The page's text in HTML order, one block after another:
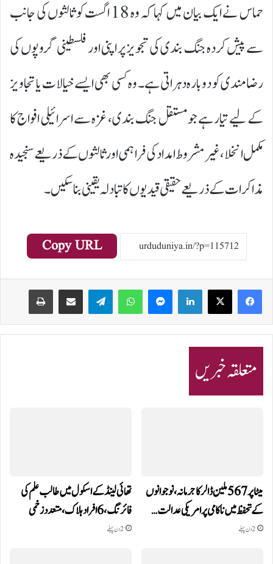
حماس نے ایک بیان میں کہا کہ وہ 18 اگست کو ثالثوں کی جانب
سے پیش کردہ جنگ بندی کی تجویز پر اپنی اور فلسطینی گروپوں کی
رضامندی کو دوبارہ دہراتی ہے۔ وہ کسی بھی ایسے خیالات یا تجاویز
کے لیے تیار ہے جو مستقل جنگ بندی، غزہ سے اسرائیلی افواج کا
مکمل انخلا، غیر مشروط امداد کی فراہمی اور ثالثوں کے ذریعے سنجیدہ
مذاکرات کے ذریعے حقیقی قیدیوں کا تبادلہ یقینی بنا سکیں۔
Copy URL
LinkedIn
WhatsApp
Telegram
متعلقہ خبریں
میٹا پر 567 ملین ڈالر کا جرمانہ، نوجوانوں
کے تحفظ میں ناکامی پر امریکی عدالت…
2 دن پہلے
تھائی لینڈ کے اسکول میں طالب علم کی
فائرنگ، 6 افراد ہلاک، متعدد زخمی
2 دن پہلے